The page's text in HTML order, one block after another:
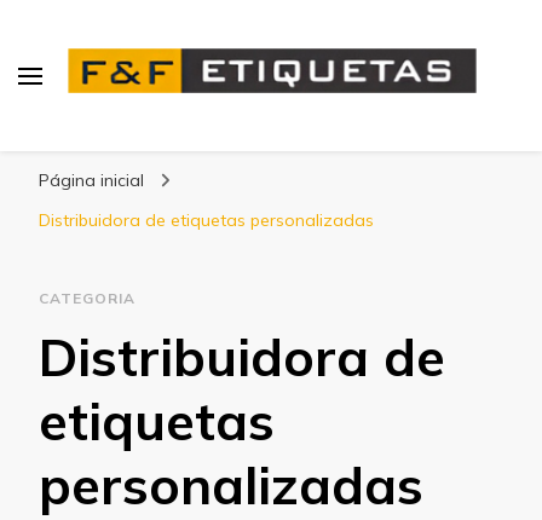
Página inicial
Distribuidora de etiquetas personalizadas
CATEGORIA
Distribuidora de
etiquetas
personalizadas